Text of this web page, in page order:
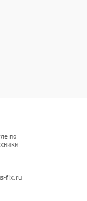
по
fix.ru